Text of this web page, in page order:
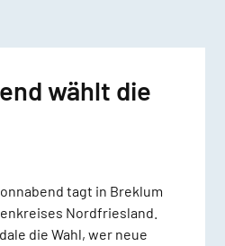
wählt die
tagt in Breklum
Nordfriesland.
die Wahl, wer neue